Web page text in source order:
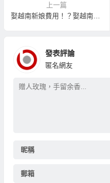
上一篇
娶越南新娘費用！？娶越南新娘就是只要9500美金左右！
發表評論
匿名網友
昵稱
郵箱